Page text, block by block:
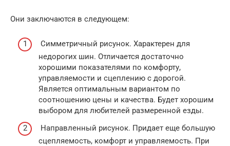
Они заключаются в следующем:
Симметричный рисунок. Характерен для
недорогих шин. Отличается достаточно
хорошими показателями по комфорту,
управляемости и сцеплению с дорогой.
Является оптимальным вариантом по
соотношению цены и качества. Будет хорошим
выбором для любителей размеренной езды.
Направленный рисунок. Придает еще большую
сцепляемость, комфорт и управляемость. При